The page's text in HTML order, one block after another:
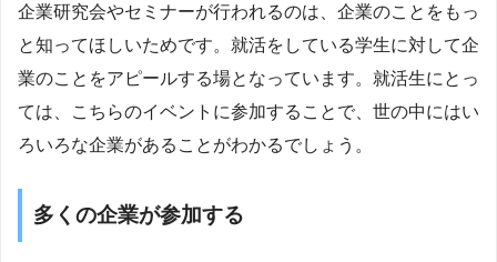
企業研究会やセミナーが行われるのは、企業のことをもっ
と知ってほしいためです。就活をしている学生に対して企
業のことをアピールする場となっています。就活生にとっ
ては、こちらのイベントに参加することで、世の中にはい
ろいろな企業があることがわかるでしょう。
多くの企業が参加する